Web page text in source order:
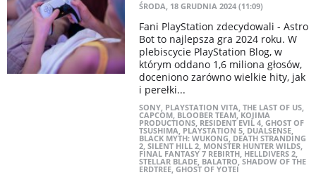
ŚRODA, 18 GRUDNIA 2024 (11:09)
Fani PlayStation zdecydowali - Astro
Bot to najlepsza gra 2024 roku. W
plebiscycie PlayStation Blog, w
którym oddano 1,6 miliona głosów,
doceniono zarówno wielkie hity, jak
i perełki...
SONY, PLAYSTATION VITA, THE LAST OF US,
CAPCOM, BLOOBER TEAM,KOJIMA
PRODUCTIONS, RESIDENT EVIL 4, GHOST OF
TSUSHIMA, PLAYSTATION 5, DUALSENSE,
BLACK MYTH: WUKONG, DEATH STRANDING
2, SILENT HILL 2, MONSTER HUNTER WILDS,
FINAL FANTASY 7 REBIRTH, HELLDIVERS 2,
STELLAR BLADE, BALATRO,SHADOW OF THE
ERDTREE, GHOST OF YOTEI